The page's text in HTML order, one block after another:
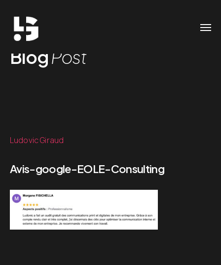
BlogPost
Ludovic Giraud
Avis-google-EOLE-Consulting